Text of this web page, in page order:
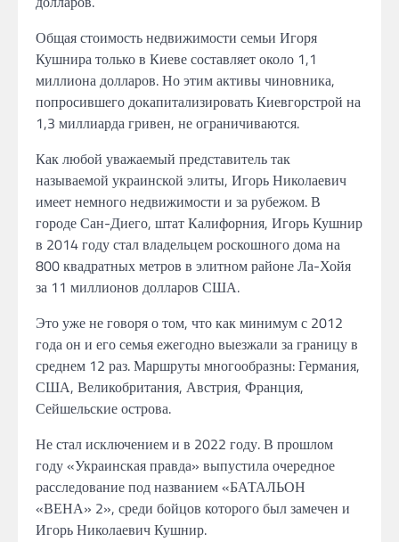
Общая стоимость недвижимости семьи Игоря
Кушнира только в Киеве составляет около 1,1
миллиона долларов. Но этим активы чиновника,
попросившего докапитализировать Киевгорстрой на
1,3 миллиарда гривен, не ограничиваются.
Как любой уважаемый представитель так
называемой украинской элиты, Игорь Николаевич
имеет немного недвижимости и за рубежом. В
городе Сан-Диего, штат Калифорния, Игорь Кушнир
в 2014 году стал владельцем роскошного дома на
800 квадратных метров в элитном районе Ла-Хойя
за 11 миллионов долларов США.
Это уже не говоря о том, что как минимум с 2012
года он и его семья ежегодно выезжали за границу в
среднем 12 раз. Маршруты многообразны: Германия,
США, Великобритания, Австрия, Франция,
Сейшельские острова.
Не стал исключением и в 2022 году. В прошлом
году «Украинская правда» выпустила очередное
расследование под названием «БАТАЛЬОН
«ВЕНА» 2», среди бойцов которого был замечен и
Игорь Николаевич Кушнир.